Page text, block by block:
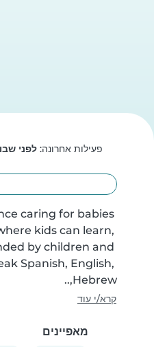
פעילות אחרונה:לפני
caring for babies
kids can learn,
by children and
Spanish, English,
Hebrew,..
קרא/י עוד
מאפיינים